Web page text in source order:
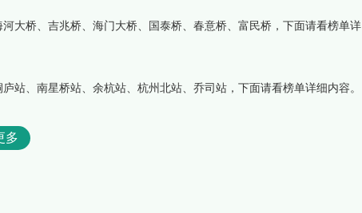
大桥、吉兆桥、海门大桥、国泰桥、春意桥、富民桥，下面请看榜单详
站、南星桥站、余杭站、杭州北站、乔司站，下面请看榜单详细内容。
多